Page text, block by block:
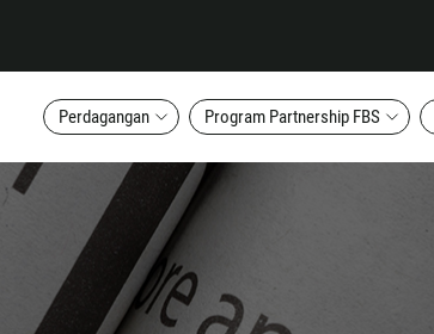
Perdagangan Program Partnership FBS